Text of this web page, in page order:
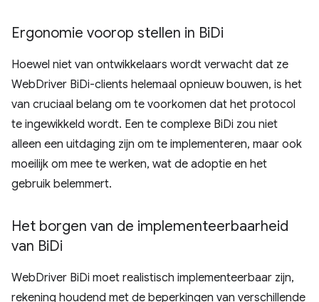
Ergonomie voorop stellen in BiDi
Hoewel niet van ontwikkelaars wordt verwacht dat ze
WebDriver BiDi-clients helemaal opnieuw bouwen, is het
van cruciaal belang om te voorkomen dat het protocol
te ingewikkeld wordt. Een te complexe BiDi zou niet
alleen een uitdaging zijn om te implementeren, maar ook
moeilijk om mee te werken, wat de adoptie en het
gebruik belemmert.
Het borgen van de implementeerbaarheid
van BiDi
WebDriver BiDi moet realistisch implementeerbaar zijn,
rekening houdend met de beperkingen van verschillende